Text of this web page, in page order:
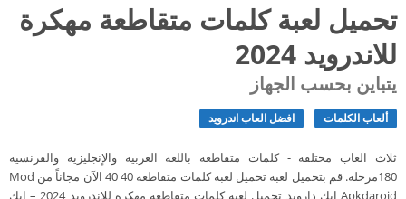
تحميل لعبة كلمات متقاطعة مهكرة
للاندرويد 2024
يتباين بحسب الجهاز
ألعاب الكلمات افضل العاب اندرويد
ثلاث العاب مختلفة - كلمات متقاطعة باللغة العربية والإنجليزية والفرنسية
180مرحلة. قم بتحميل لعبة تحميل لعبة كلمات متقاطعة 40 40 الآن مجاناً من Mod
Apkdaroid ابك دارويد تحميل لعبة كلمات متقاطعة مهكرة للاندرويد 2024 – ابك